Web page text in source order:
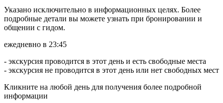
Указано исключительно в информационных целях. Более
подробные детали вы можете узнать при бронировании и
общении с гидом.
ежедневно в 23:45
- экскурсия проводится в этот день и есть свободные места
- экскурсия не проводится в этот день или нет свободных мест
Кликните на любой день для получения более подробной
информации